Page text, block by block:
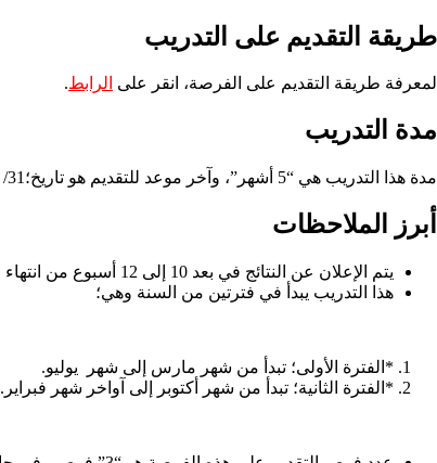
طريقة التقديم على التدريب
لمعرفة طريقة التقديم على الفرصة، انقر على الرابط.
مدة التدريب
مدة هذا التدريب هي “5 أشهر”، وآخر موعد للتقديم هو تاريخ؛31/ 8/ 2023.
أبرز الملاحظات
يتم الإعلان عن النتائج في بعد 10 إلى 12 أسبوع من انتهاء موعد التقديم.
هذا التدريب يبدأ في فترتين من السنة وهي؛
*الفترة الأولى؛ تبدأ من شهر مارس إلى شهر يوليو.
*الفترة الثانية؛ تبدأ من شهر أكتوبر إلى آواخر شهر فبراير.